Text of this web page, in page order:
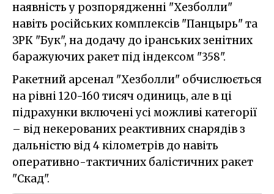
наявність у розпорядженні "Хезболли"
навіть російських комплексів "Панцырь" та
ЗРК "Бук", на додачу до іранських зенітних
баражуючих ракет під індексом "358".
Ракетний арсенал "Хезболли" обчислюється
на рівні 120-160 тисяч одиниць, але в ці
підрахунки включені усі можливі категорії
– від некерованих реактивних снарядів з
дальністю від 4 кілометрів до навіть
оперативно-тактичних балістичних ракет
"Скад".